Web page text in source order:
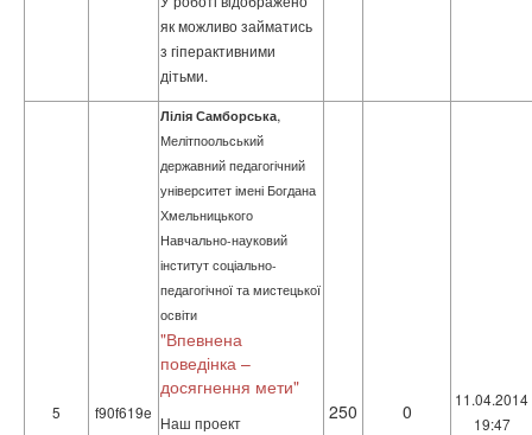
як можливо займатись
з гіперактивними
дітьми.
5 f90f619e
Лілія Самборська,
Мелітпоольський
державний педагогічний
університет імені Богдана
Хмельницького
Навчально-науковий
інститут соціально-
педагогічної та мистецької
освіти
"Впевнена
поведінка –
досягнення мети"
Наш проект
250 0
11.04.2014
19:47